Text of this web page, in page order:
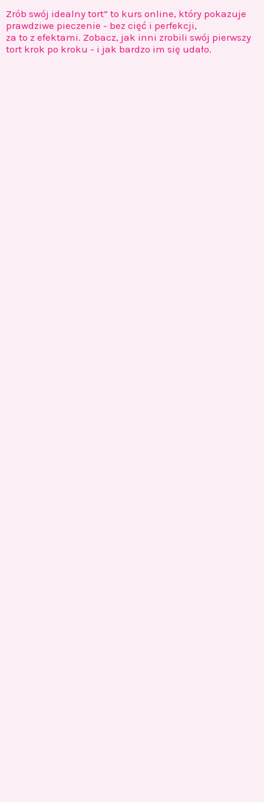
Zrób swój idealny tort” to kurs online, który pokazuje
prawdziwe pieczenie - bez cięć i perfekcji,
za to z efektami. Zobacz, jak inni zrobili swój pierwszy
tort krok po kroku - i jak bardzo im się udało.